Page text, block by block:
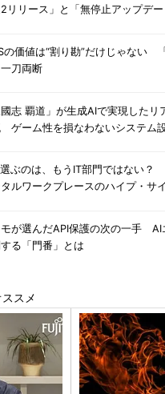
2リリース」と「無停止アップデー
の価値は“割り勘”だけじゃない
刀両断
國志 覇道」が生成AIで実現したリ
ゲーム性を損なわないシステム
ぶのは、もうIT部門ではない？
ルワークプレースのハイプ・サ
モが選んだAPI保護の次の一手 AI
る「門番」とは
スメ